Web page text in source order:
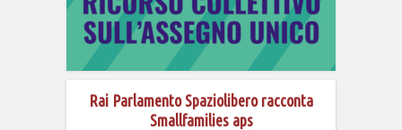
Rai Parlamento Spaziolibero racconta
Smallfamilies aps